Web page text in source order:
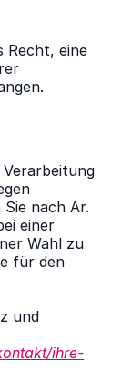
Recht, eine
Verarbeitung
nach Ar.
einer
Wahl zu
für den
und
ihre-